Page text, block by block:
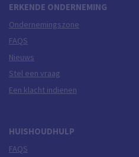
ERKENDE ONDERNEMING
Ondernemingszone
FAQS
Nieuws
Stel een vraag
Een klacht indienen
HUISHOUDHULP
FAQS